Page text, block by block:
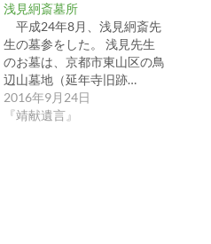
浅見絅斎墓所
平成24年8月、浅見絅斎先
生の墓参をした。 浅見先生
のお墓は、京都市東山区の鳥
辺山墓地（延年寺旧跡…
2016年9月24日
『靖献遺言』